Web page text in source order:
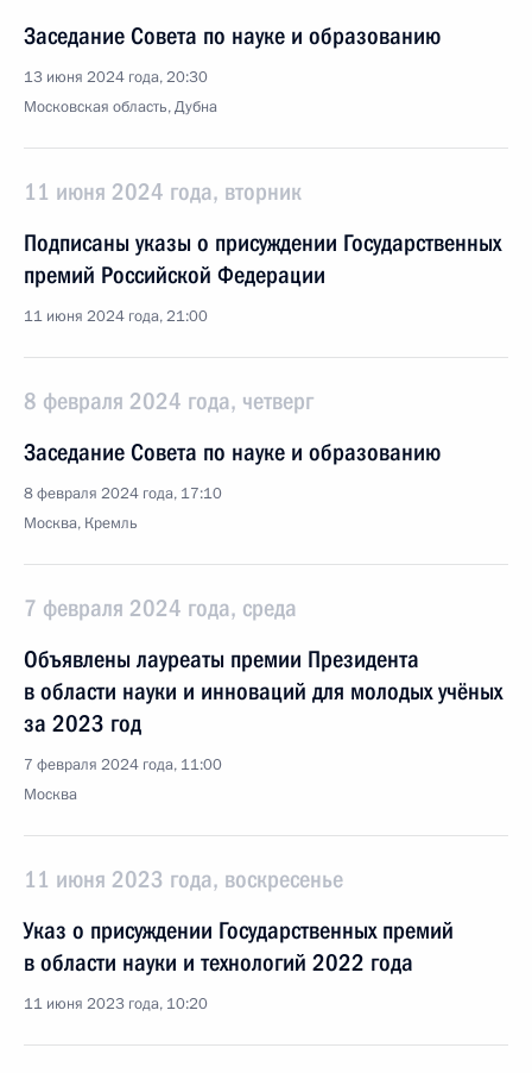
Заседание Совета по науке и образованию
13 июня 2024 года, 20:30
Московская область, Дубна
11 июня 2024 года, вторник
Подписаны указы о присуждении Государственных
премий Российской Федерации
11 июня 2024 года, 21:00
8 февраля 2024 года, четверг
Заседание Совета по науке и образованию
8 февраля 2024 года, 17:10
Москва, Кремль
7 февраля 2024 года, среда
Объявлены лауреаты премии Президента
в области науки и инноваций для молодых учёных
за 2023 год
7 февраля 2024 года, 11:00
Москва
11 июня 2023 года, воскресенье
Указ о присуждении Государственных премий
в области науки и технологий 2022 года
11 июня 2023 года, 10:20